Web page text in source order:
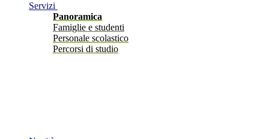
Servizi
Panoramica
Famiglie e studenti
Personale scolastico
Percorsi di studio